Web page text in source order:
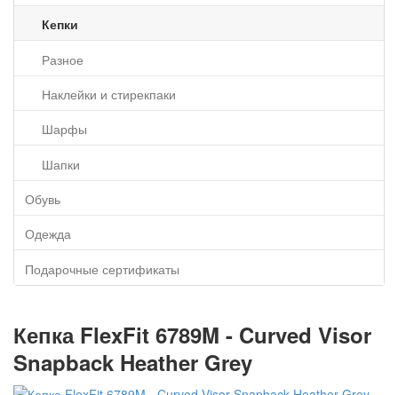
Кепки
Разное
Наклейки и стирекпаки
Шарфы
Шапки
Обувь
Одежда
Подарочные сертификаты
Кепка FlexFit 6789M - Curved Visor
Snapback Heather Grey